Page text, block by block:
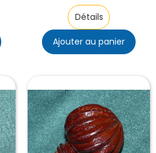
Détails
Ajouter au panier